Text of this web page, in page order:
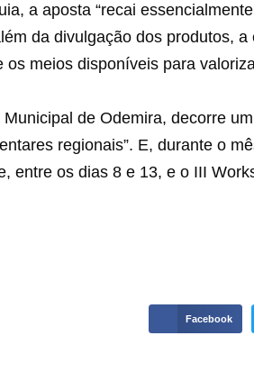
a aposta “recai
da divulgação dos produtos,
meios disponíveis para
de Odemira, decorre
regionais”. E, durante o
entre os dias 8 e 13, e o III
Facebook